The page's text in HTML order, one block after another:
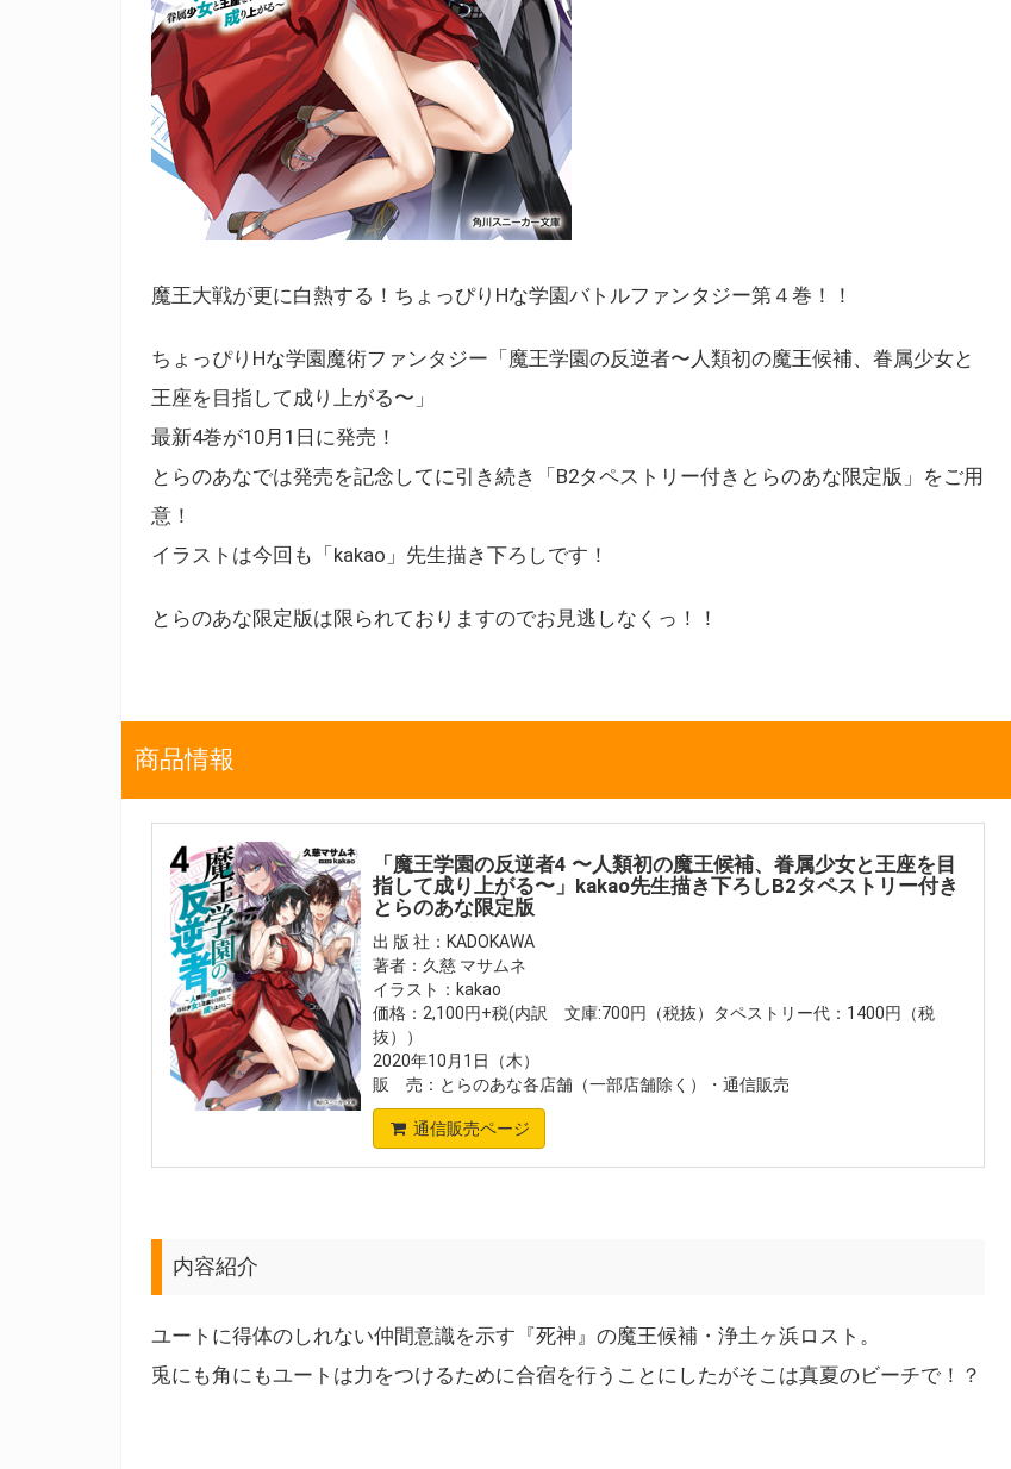
魔王大戦が更に白熱する！ちょっぴりHな学園バトルファンタジー第４巻！！
ちょっぴりHな学園魔術ファンタジー「魔王学園の反逆者〜人類初の魔王候補、眷属少女と
王座を目指して成り上がる〜」
最新4巻が10月1日に発売！
とらのあなでは発売を記念してに引き続き「B2タペストリー付きとらのあな限定版」をご用
意！
イラストは今回も「kakao」先生描き下ろしです！
とらのあな限定版は限られておりますのでお見逃しなくっ！！
商品情報
「魔王学園の反逆者4 〜人類初の魔王候補、眷属少女と王座を目
指して成り上がる〜」kakao先生描き下ろしB2タペストリー付き
とらのあな限定版
出 版 社：KADOKAWA
著者：久慈 マサムネ
イラスト：kakao
価格：2,100円+税(内訳 文庫:700円（税抜）タペストリー代：1400円（税
抜））
2020年10月1日（木）
販 売：とらのあな各店舗（一部店舗除く）・通信販売
通信販売ページ
内容紹介
ユートに得体のしれない仲間意識を示す『死神』の魔王候補・浄土ヶ浜ロスト。
兎にも角にもユートは力をつけるために合宿を行うことにしたがそこは真夏のビーチで！？